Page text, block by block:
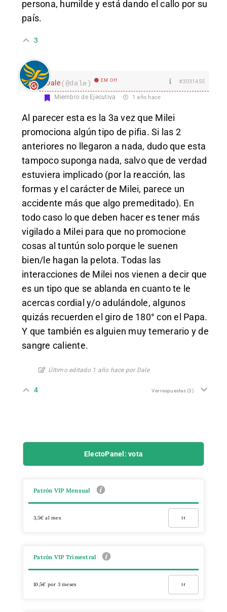
persona, humilde y está dando el callo por su
país.
3
Dale(@dale) EM Off #3031455
Miembro de Ejecutiva 1 año hace
Al parecer esta es la 3a vez que Milei
promociona algún tipo de pifia. Si las 2
anteriores no llegaron a nada, dudo que esta
tampoco suponga nada, salvo que de verdad
estuviera implicado (por la reacción, las
formas y el carácter de Milei, parece un
accidente más que algo premeditado). En
todo caso lo que deben hacer es tener más
vigilado a Milei para que no promocione
cosas al tuntún solo porque le suenen
bien/le hagan la pelota. Todas las
interacciones de Milei nos vienen a decir que
es un tipo que se ablanda en cuanto te le
acercas cordial y/o adulándole, algunos
quizás recuerden el giro de 180° con el Papa.
Y que también es alguien muy temerario y de
sangre caliente.
Último editado 1 año hace por Dale
4 Ver respuestas(3)
ElectoPanel: vota
Patrón VIP Mensual
3,5€ al mes Ir
Patrón VIP Trimestral
10,5€ por 3 meses Ir